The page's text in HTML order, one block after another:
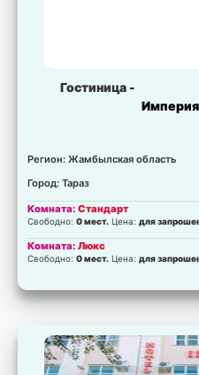
Гостиница -
Империя
Регион: Жамбылская область
Город: Тараз
Комната:Стандарт
Свободно:0 мест. Цена:для
Комната:Люкс
Свободно:0 мест. Цена:для